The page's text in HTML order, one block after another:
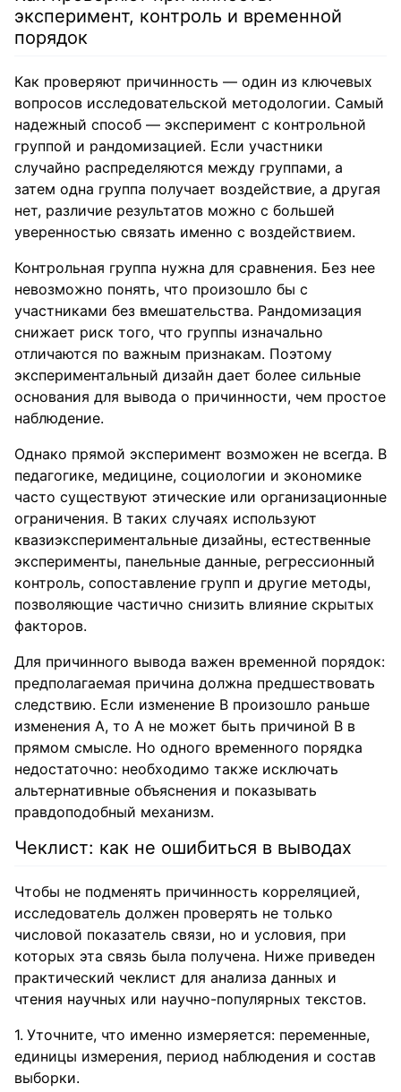
эксперимент, контроль и временной
порядок
Как проверяют причинность — один из ключевых
вопросов исследовательской методологии. Самый
надежный способ — эксперимент с контрольной
группой и рандомизацией. Если участники
случайно распределяются между группами, а
затем одна группа получает воздействие, а другая
нет, различие результатов можно с большей
уверенностью связать именно с воздействием.
Контрольная группа нужна для сравнения. Без нее
невозможно понять, что произошло бы с
участниками без вмешательства. Рандомизация
снижает риск того, что группы изначально
отличаются по важным признакам. Поэтому
экспериментальный дизайн дает более сильные
основания для вывода о причинности, чем простое
наблюдение.
Однако прямой эксперимент возможен не всегда. В
педагогике, медицине, социологии и экономике
часто существуют этические или организационные
ограничения. В таких случаях используют
квазиэкспериментальные дизайны, естественные
эксперименты, панельные данные, регрессионный
контроль, сопоставление групп и другие методы,
позволяющие частично снизить влияние скрытых
факторов.
Для причинного вывода важен временной порядок:
предполагаемая причина должна предшествовать
следствию. Если изменение B произошло раньше
изменения A, то A не может быть причиной B в
прямом смысле. Но одного временного порядка
недостаточно: необходимо также исключать
альтернативные объяснения и показывать
правдоподобный механизм.
Чеклист: как не ошибиться в выводах
Чтобы не подменять причинность корреляцией,
исследователь должен проверять не только
числовой показатель связи, но и условия, при
которых эта связь была получена. Ниже приведен
практический чеклист для анализа данных и
чтения научных или научно-популярных текстов.
Уточните, что именно измеряется: переменные,
единицы измерения, период наблюдения и состав
выборки.